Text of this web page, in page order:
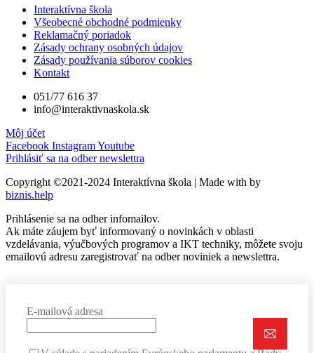
Interaktívna škola
Všeobecné obchodné podmienky
Reklamačný poriadok
Zásady ochrany osobných údajov
Zásady používania súborov cookies
Kontakt
051/77 616 37
info@interaktivnaskola.sk
Môj účet
Facebook InstagramYoutube
Prihlásiť sa na odber newslettra
Copyright ©2021-2024 Interaktívna škola | Made with by
biznis.help
Prihlásenie sa na odber infomailov.
Ak máte záujem byť informovaný o novinkách v oblasti
vzdelávania, výučbových programov a IKT techniky, môžete svoju
emailovú adresu zaregistrovať na odber noviniek a newslettra.
E-mailová adresa